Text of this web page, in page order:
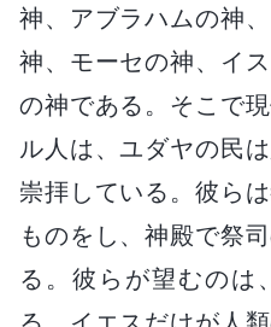
神、アブラハムの神
神、モーセの神、イ
の神である。そこで
ル人は、ユダヤの民
崇拝している。彼ら
ものをし、神殿で祭
る。彼らが望むのは